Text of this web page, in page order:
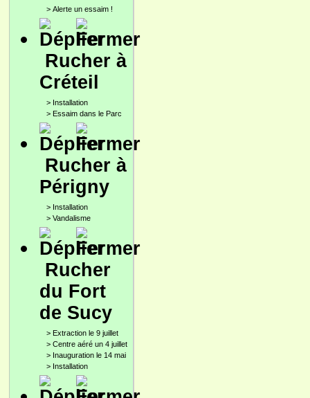
> Alerte un essaim !
Rucher à
Créteil
> Installation
> Essaim dans le Parc
Rucher à
Périgny
> Installation
> Vandalisme
Rucher
du Fort
de Sucy
> Extraction le 9 juillet
> Centre aéré un 4 juillet
> Inauguration le 14 mai
> Installation